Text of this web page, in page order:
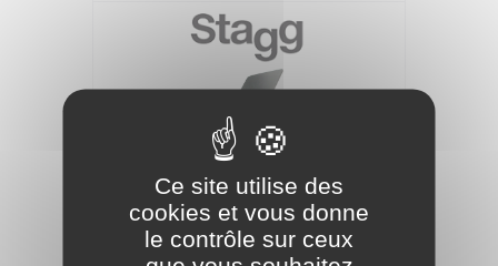
Ce site utilise des
cookies et vous donne
le contrôle sur ceux